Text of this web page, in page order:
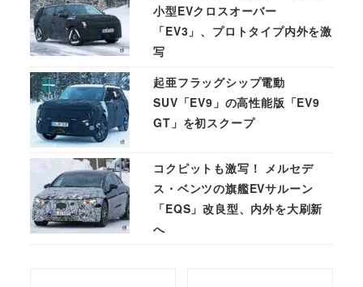
小型EVクロスオーバー
「EV3」、プロトタイプ内外を激
写
起亜フラッグシップ電動
SUV「EV9」の高性能版「EV9
GT」を初スクープ
コクピットも激写！ メルセデ
ス・ベンツの旗艦EVサルーン
「EQS」改良型、内外を大刷新
へ